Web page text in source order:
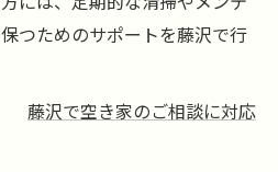
つためのサポートを藤沢で行
藤沢で空き家のご相談に対応